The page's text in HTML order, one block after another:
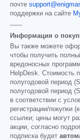
почте
поддержки на сайте
------
Информация о
Вы также можете
чтобы получить
вредоносных
HelpDesk. Стоимость
полугодовой период
полугодовой период
в соответствии с
регистрации/покупки
ссылки; цены могут
акции, согласно
подписка будет